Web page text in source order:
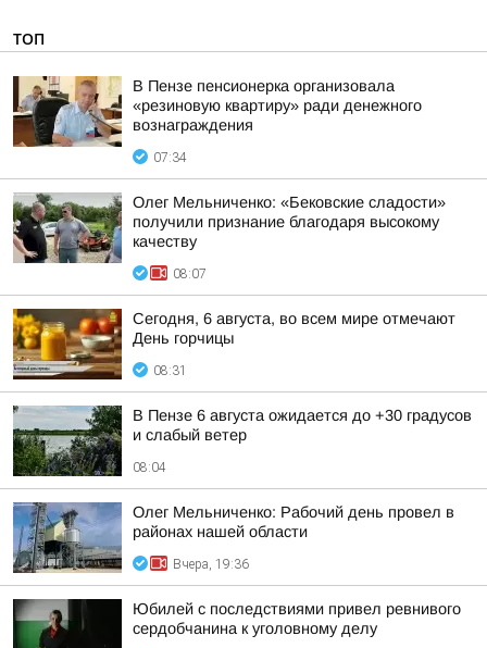
ТОП
В Пензе пенсионерка организовала
«резиновую квартиру» ради денежного
вознаграждения
07:34
Олег Мельниченко: «Бековские сладости»
получили признание благодаря высокому
качеству
08:07
Сегодня, 6 августа, во всем мире отмечают
День горчицы
08:31
В Пензе 6 августа ожидается до +30 градусов
и слабый ветер
08:04
Олег Мельниченко: Рабочий день провел в
районах нашей области
Вчера, 19:36
Юбилей с последствиями привел ревнивого
сердобчанина к уголовному делу